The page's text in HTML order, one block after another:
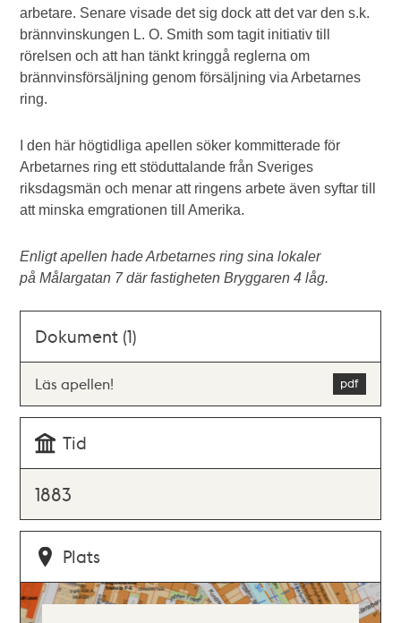
arbetare. Senare visade det sig dock att det var den s.k.
brännvinskungen L. O. Smith som tagit initiativ till
rörelsen och att han tänkt kringgå reglerna om
brännvinsförsäljning genom försäljning via Arbetarnes
ring.
I den här högtidliga apellen söker kommitterade för
Arbetarnes ring ett stöduttalande från Sveriges
riksdagsmän och menar att ringens arbete även syftar till
att minska emgrationen till Amerika.
Enligt apellen hade Arbetarnes ring sina lokaler
på Målargatan 7 där fastigheten Bryggaren 4 låg.
Dokument (1)
Läs apellen!
Tid
1883
Plats